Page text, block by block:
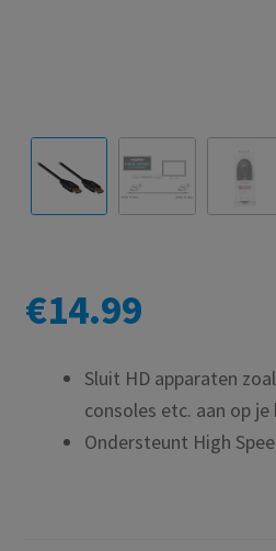
€14.99
Sluit HD apparaten
consoles etc. aan op
Ondersteunt High